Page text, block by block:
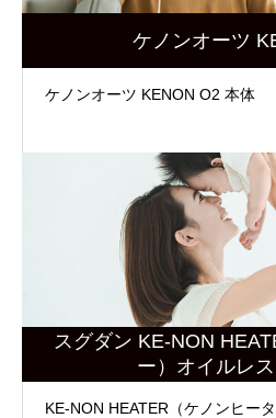
ケノンオーツ
ケノンオーツ KENON O2 本体
スグダン KE-NON
ー）オイルレ
KE-NON HEATER（ケノンヒー